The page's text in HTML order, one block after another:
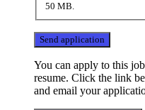
50 MB.
You can apply to this
resume. Click the link
and email your